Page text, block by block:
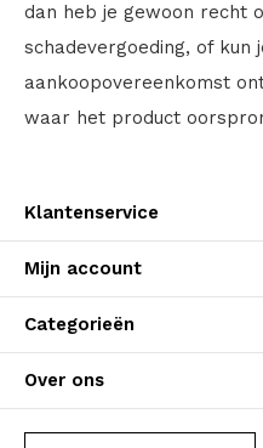
dan heb je gewoon recht
schadevergoeding, of kun
aankoopovereenkomst
waar het product
Klantenservice
Mijn account
Categorieën
Over ons